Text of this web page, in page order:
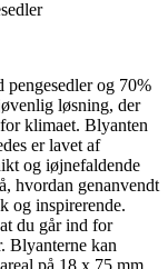
og 70%
løsning, der
klimaet. Blyanten
er lavet af
og iøjnefaldende
hvordan genanvendt
og inspirerende.
du går ind for
Blyanterne kan
på 18 x 75 mm